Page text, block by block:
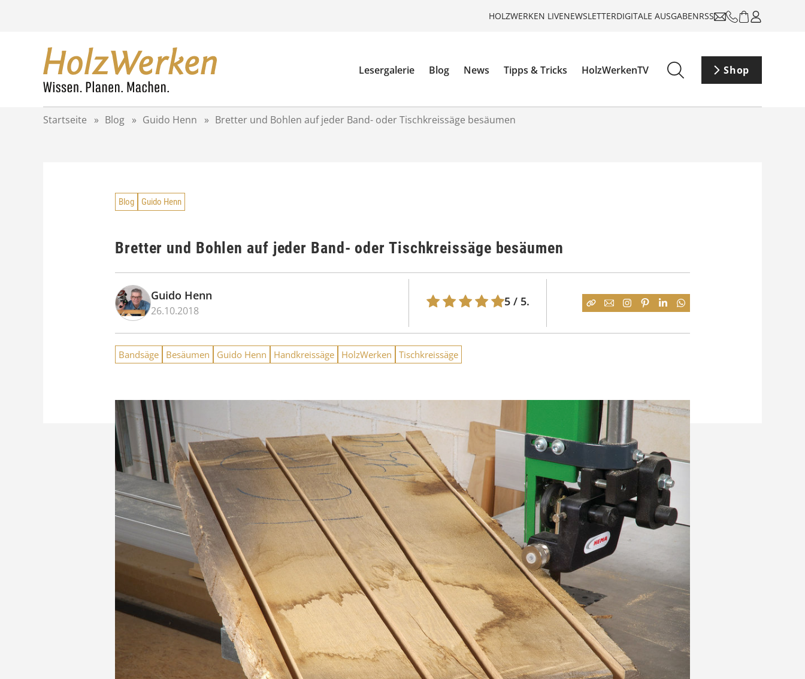
HOLZWERKEN LIVENEWSLETTERDIGITALE AUSGABENRSS
Lesergalerie Blog News Tipps & Tricks HolzWerkenTV Shop
Startseite » Blog » Guido Henn » Bretter und Bohlen auf jeder Band- oder Tischkreissäge besäumen
Blog Guido Henn
Bretter und Bohlen auf jeder Band- oder Tischkreissäge besäumen
Guido Henn
26.10.2018
5/ 5.
Bandsäge Besäumen Guido Henn Handkreissäge HolzWerken Tischkreissäge